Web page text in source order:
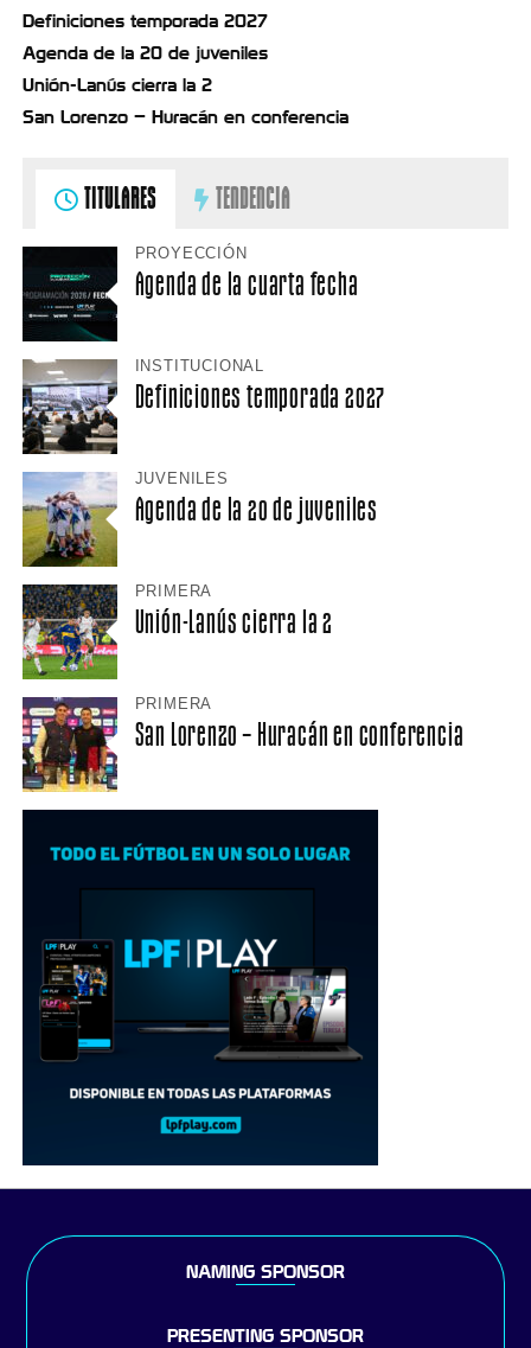
Definiciones temporada 2027
Agenda de la 20 de juveniles
Unión-Lanús cierra la 2
San Lorenzo – Huracán en conferencia
TITULARES TENDENCIA
PROYECCIÓN
Agenda de la cuarta fecha
INSTITUCIONAL
Definiciones temporada 2027
JUVENILES
Agenda de la 20 de juveniles
PRIMERA
Unión-Lanús cierra la 2
PRIMERA
San Lorenzo – Huracán en conferencia
NAMING SPONSOR
PRESENTING SPONSOR